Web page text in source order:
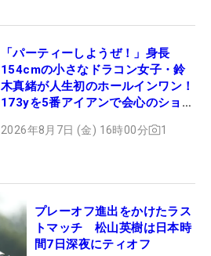
「パーティーしようぜ！」身長
154cmの小さなドラコン女子・鈴
木真緒が人生初のホールインワン！
173yを5番アイアンで会心のショッ
2026年8月7日 (金) 16時00分 1
プレーオフ進出をかけたラス
トマッチ 松山英樹は日本時
間7日深夜にティオフ